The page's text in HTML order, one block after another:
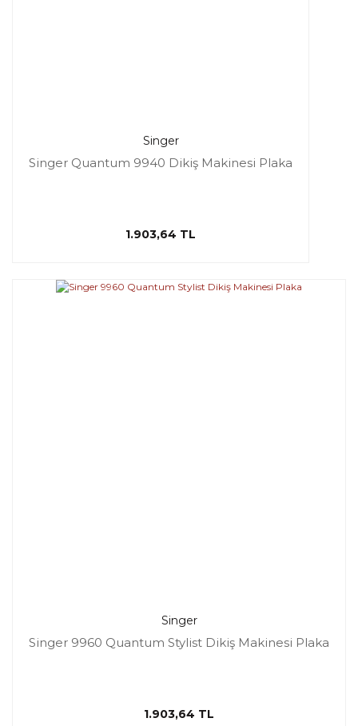
Singer
Singer Quantum 9940 Dikiş Makinesi Plaka
1.903,64 TL
Singer
Singer 9960 Quantum Stylist Dikiş Makinesi Plaka
1.903,64 TL